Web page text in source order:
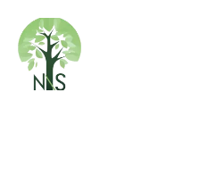
Saltar
contenido